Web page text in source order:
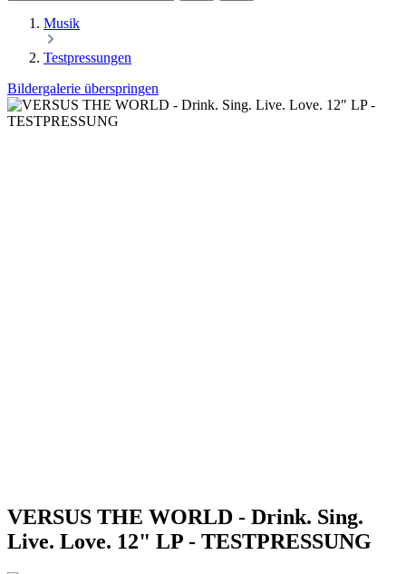
Musik
Testpressungen
Bildergalerie überspringen
VERSUS THE WORLD - Drink. Sing.
Live. Love. 12" LP - TESTPRESSUNG